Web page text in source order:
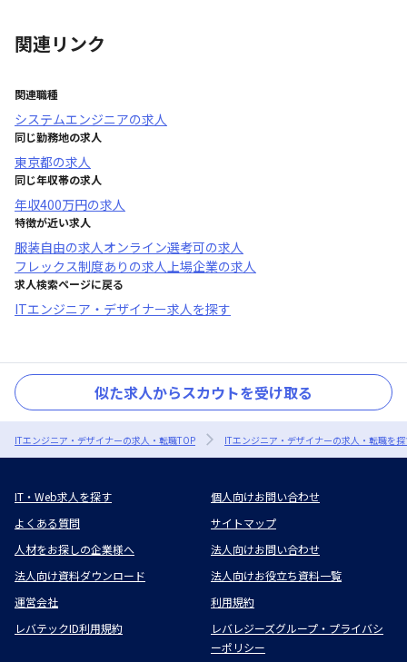
関連リンク
関連職種
システムエンジニアの求人
同じ勤務地の求人
東京都の求人
同じ年収帯の求人
年収400万円の求人
特徴が近い求人
服装自由の求人オンライン選考可の求人
フレックス制度あり の求人上場企業の求人
求人検索ページに戻る
ITエンジニア・デザイナー求人を探す
似た求人からスカウトを受け取る
ITエンジニア・デザイナーの求人・転職TOP ITエンジニア・デザイナーの求人・転職を
IT・Web求人を探す
個人向けお問い合わせ
よくある質問
サイトマップ
人材をお探しの企業様へ
法人向けお問い合わせ
法人向け資料ダウンロード
法人向けお役立ち資料一覧
運営会社
利用規約
レバテックID利用規約
レバレジーズグループ・プライバシ
ーポリシー